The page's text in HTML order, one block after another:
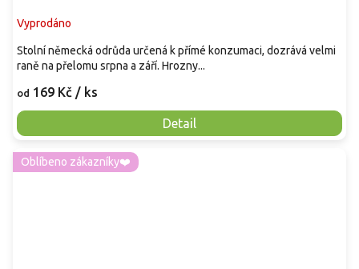
Vyprodáno
od 169 Kč / ks
Detail
Stolní německá odrůda určená k přímé konzumaci, dozrává velmi
raně na přelomu srpna a září. Hrozny...
Oblíbeno zákazníky❤️